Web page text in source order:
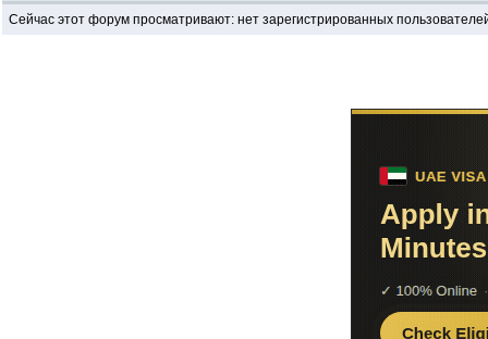
Сейчас этот форум просматривают: нет зарегистрированных